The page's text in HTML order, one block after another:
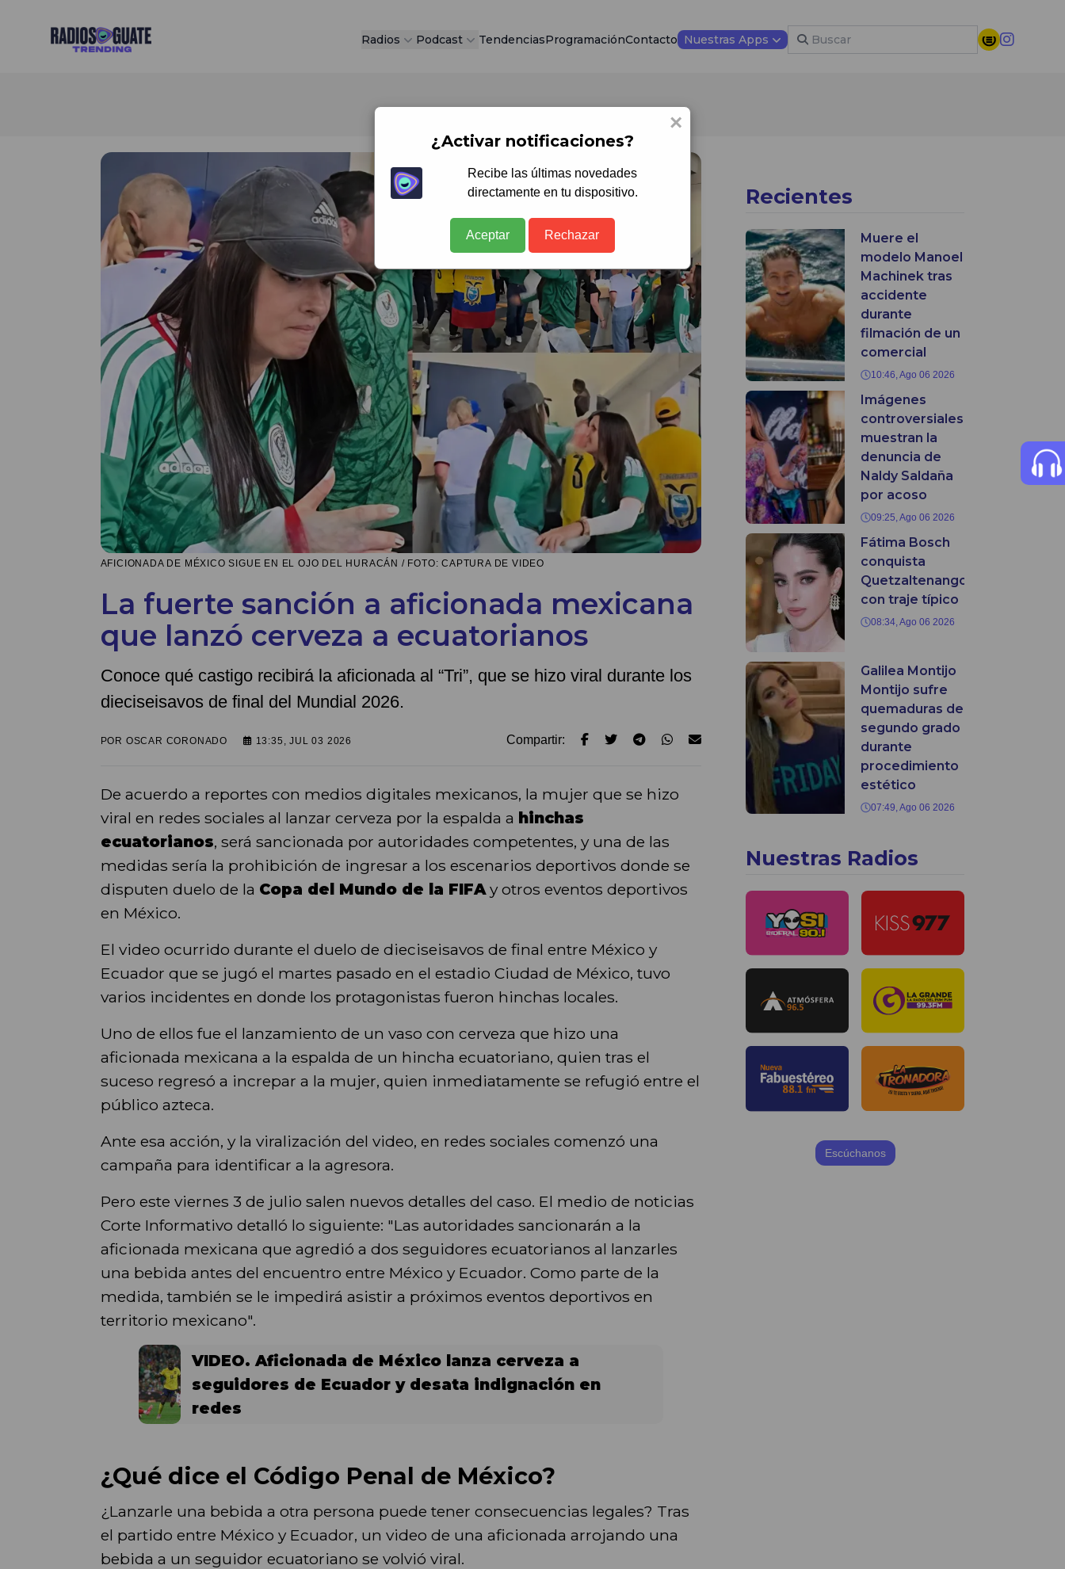
Radios Guate Radios Podcast TendenciasProgramaciónContacto Nuestras Apps
AFICIONADA DE MÉXICO SIGUE EN EL OJO DEL HURACÁN / FOTO: CAPTURA DE VIDEO
La fuerte sanción a aficionada mexicana
que lanzó cerveza a ecuatorianos
Conoce qué castigo recibirá la aficionada al “Tri”, que se hizo viral durante los
dieciseisavos de final del Mundial 2026.
POR OSCAR CORONADO 13:35, JUL 03 2026 Compartir:
De acuerdo a reportes con medios digitales mexicanos, la mujer que se hizo
viral en redes sociales al lanzar cerveza por la espalda a hinchas
ecuatorianos, será sancionada por autoridades competentes, y una de las
medidas sería la prohibición de ingresar a los escenarios deportivos donde se
disputen duelo de la Copa del Mundo de la FIFAy otros eventos deportivos
en México.
El video ocurrido durante el duelo de dieciseisavos de final entre México y
Ecuador que se jugó el martes pasado en el estadio Ciudad de México, tuvo
varios incidentes en donde los protagonistas fueron hinchas locales.
Uno de ellos fue el lanzamiento de un vaso con cerveza que hizo una
aficionada mexicana a la espalda de un hincha ecuatoriano, quien tras el
suceso regresó a increpar a la mujer, quien inmediatamente se refugió entre el
público azteca.
Ante esa acción, y la viralización del video, en redes sociales comenzó una
campaña para identificar a la agresora.
Pero este viernes 3 de julio salen nuevos detalles del caso. El medio de noticias
Corte Informativo detalló lo siguiente: "Las autoridades sancionarán a la
aficionada mexicana que agredió a dos seguidores ecuatorianos al lanzarles
una bebida antes del encuentro entre México y Ecuador. Como parte de la
medida, también se le impedirá asistir a próximos eventos deportivos en
territorio mexicano".
VIDEO. Aficionada de México lanza cerveza a
seguidores de Ecuador y desata indignación en
redes
¿Qué dice el Código Penal de México?
¿Lanzarle una bebida a otra persona puede tener consecuencias legales? Tras
el partido entre México y Ecuador, un video de una aficionada arrojando una
bebida a un seguidor ecuatoriano se volvió viral.
Recientes
Muere el
modelo Manoel
Machinek tras
accidente
durante
filmación de un
comercial
10:46, Ago 06 2026
Imágenes
controversiales
muestran la
denuncia de
Naldy Saldaña
por acoso
09:25, Ago 06 2026
Fátima Bosch
conquista
Quetzaltenango
con traje típico
08:34, Ago 06 2026
Galilea Montijo
Montijo sufre
quemaduras de
segundo grado
durante
procedimiento
estético
07:49, Ago 06 2026
Nuestras Radios
Escúchanos
×
¿Activar notificaciones?
Recibe las últimas novedades
directamente en tu dispositivo.
Aceptar Rechazar